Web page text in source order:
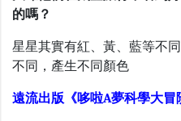
的嗎？
星星其實有紅、黃、藍等不
不同，產生不同顏色
遠流出版《哆啦A夢科學大冒